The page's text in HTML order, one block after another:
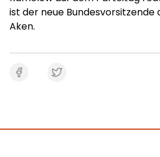
ist der neue Bundesvorsitzende
Aken.